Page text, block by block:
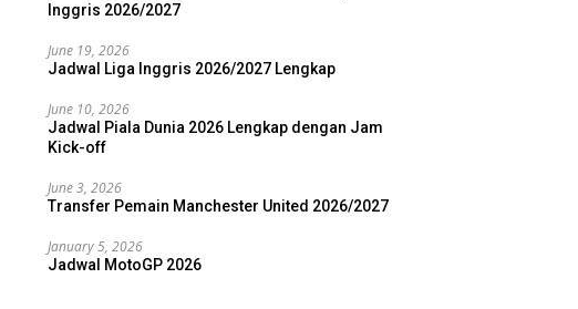
Inggris 2026/2027
June 19, 2026
Jadwal Liga Inggris 2026/2027 Lengkap
June 10, 2026
Jadwal Piala Dunia 2026 Lengkap dengan Jam
Kick-off
June 3, 2026
Transfer Pemain Manchester United 2026/2027
January 5, 2026
Jadwal MotoGP 2026